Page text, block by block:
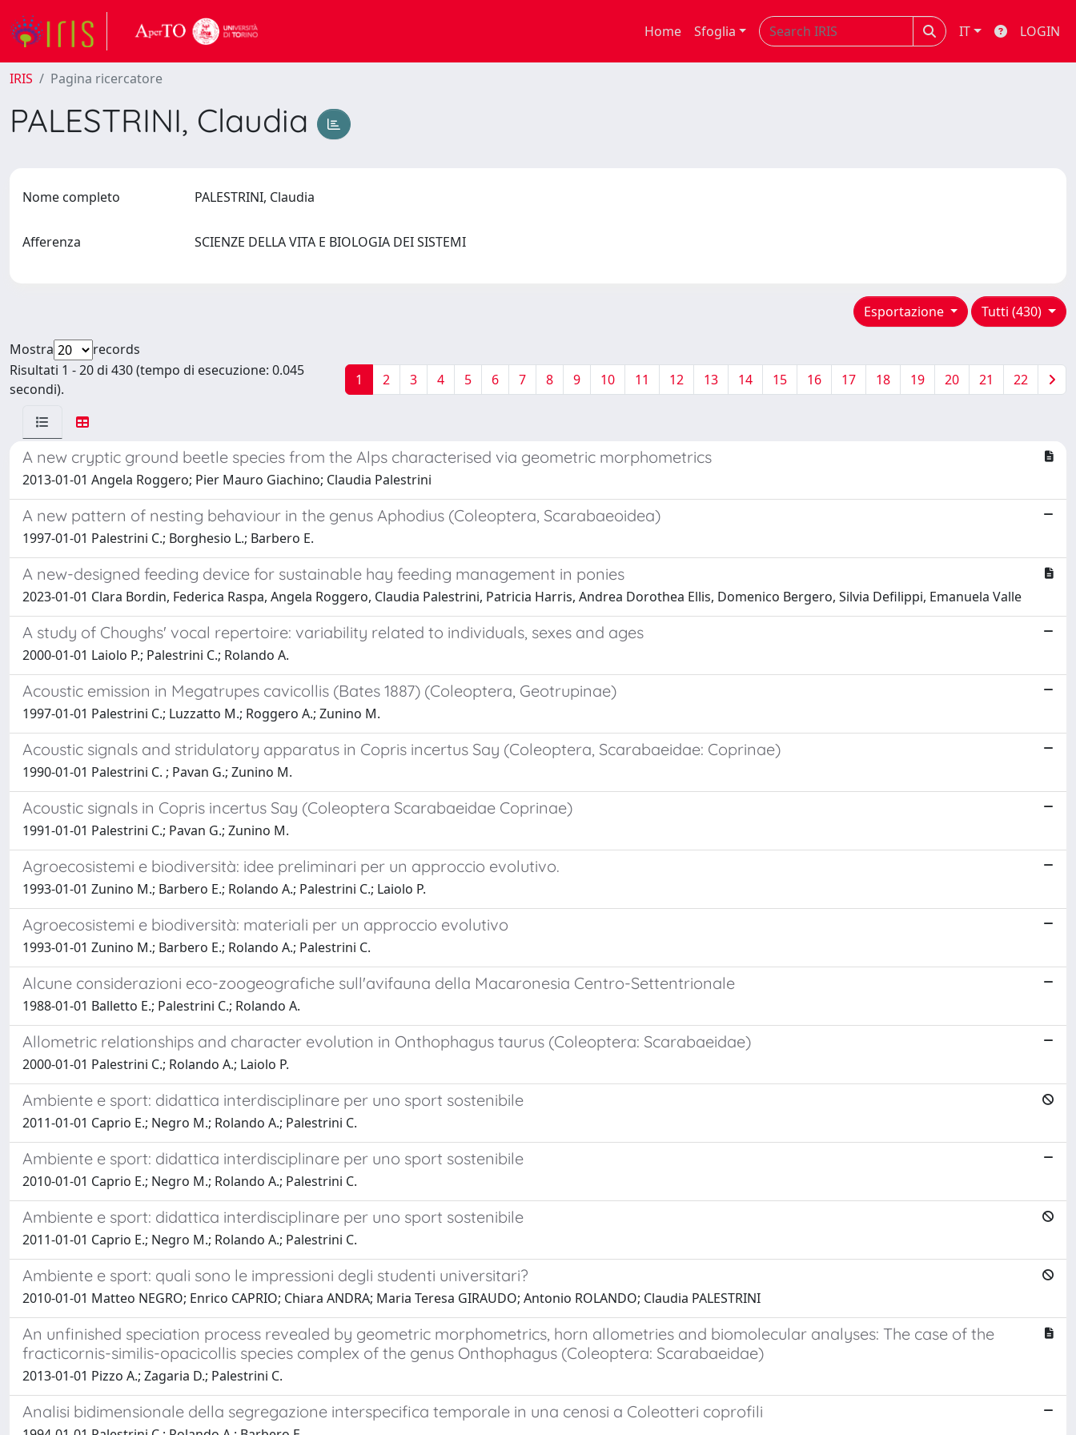
Home Sfoglia IT LOGIN
IRIS Pagina ricercatore
PALESTRINI, Claudia
Nome completo PALESTRINI, Claudia
Afferenza SCIENZE DELLA VITA E BIOLOGIA DEI SISTEMI
Tutti (430)
Esportazione
Mostra
records
Risultati 1 - 20 di 430 (tempo di esecuzione: 0.045
secondi).
1 2 3 4 5 6 7 8 9 10 11 12 13 14 15 16 17 18 19 20 21 22
A new cryptic ground beetle species from the Alps characterised via geometric morphometrics
2013-01-01 Angela Roggero; Pier Mauro Giachino; Claudia Palestrini
A new pattern of nesting behaviour in the genus Aphodius (Coleoptera, Scarabaeoidea)
1997-01-01 Palestrini C.; Borghesio L.; Barbero E.
A new-designed feeding device for sustainable hay feeding management in ponies
2023-01-01 Clara Bordin, Federica Raspa, Angela Roggero, Claudia Palestrini, Patricia Harris, Andrea Dorothea Ellis, Domenico Bergero, Silvia Defilippi, Emanuela Valle
A study of Choughs' vocal repertoire: variability related to individuals, sexes and ages
2000-01-01 Laiolo P.; Palestrini C.; Rolando A.
Acoustic emission in Megatrupes cavicollis (Bates 1887) (Coleoptera, Geotrupinae)
1997-01-01 Palestrini C.; Luzzatto M.; Roggero A.; Zunino M.
Acoustic signals and stridulatory apparatus in Copris incertus Say (Coleoptera, Scarabaeidae: Coprinae)
1990-01-01 Palestrini C. ; Pavan G.; Zunino M.
Acoustic signals in Copris incertus Say (Coleoptera Scarabaeidae Coprinae)
1991-01-01 Palestrini C.; Pavan G.; Zunino M.
Agroecosistemi e biodiversità: idee preliminari per un approccio evolutivo.
1993-01-01 Zunino M.; Barbero E.; Rolando A.; Palestrini C.; Laiolo P.
Agroecosistemi e biodiversità: materiali per un approccio evolutivo
1993-01-01 Zunino M.; Barbero E.; Rolando A.; Palestrini C.
Alcune considerazioni eco-zoogeografiche sull'avifauna della Macaronesia Centro-Settentrionale
1988-01-01 Balletto E.; Palestrini C.; Rolando A.
Allometric relationships and character evolution in Onthophagus taurus (Coleoptera: Scarabaeidae)
2000-01-01 Palestrini C.; Rolando A.; Laiolo P.
Ambiente e sport: didattica interdisciplinare per uno sport sostenibile
2011-01-01 Caprio E.; Negro M.; Rolando A.; Palestrini C.
Ambiente e sport: didattica interdisciplinare per uno sport sostenibile
2010-01-01 Caprio E.; Negro M.; Rolando A.; Palestrini C.
Ambiente e sport: didattica interdisciplinare per uno sport sostenibile
2011-01-01 Caprio E.; Negro M.; Rolando A.; Palestrini C.
Ambiente e sport: quali sono le impressioni degli studenti universitari?
2010-01-01 Matteo NEGRO; Enrico CAPRIO; Chiara ANDRA; Maria Teresa GIRAUDO; Antonio ROLANDO; Claudia PALESTRINI
An unfinished speciation process revealed by geometric morphometrics, horn allometries and biomolecular analyses: The case of the
fracticornis-similis-opacicollis species complex of the genus Onthophagus (Coleoptera: Scarabaeidae)
2013-01-01 Pizzo A.; Zagaria D.; Palestrini C.
Analisi bidimensionale della segregazione interspecifica temporale in una cenosi a Coleotteri coprofili